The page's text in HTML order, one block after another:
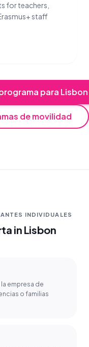
for teachers,
staff
para Lisbon
de movilidad
INDIVIDUALES
in Lisbon
empresa de
o familias